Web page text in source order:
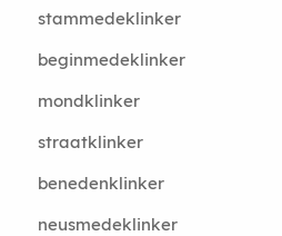
stammedeklinker
beginmedeklinker
mondklinker
straatklinker
benedenklinker
neusmedeklinker